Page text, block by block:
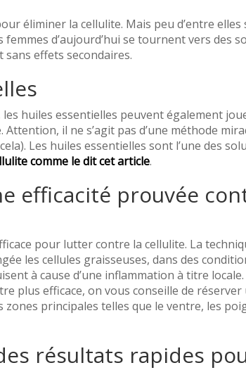
éliminer la cellulite. Mais peu d’entre
femmes d’aujourd’hui se tournent vers des
effets secondaires.
huiles essentielles peuvent également
il ne s’agit pas d’une méthode
Les huiles essentielles sont l’une des
comme le dit cet article.
efficacité prouvée
pour lutter contre la cellulite. La
les cellules graisseuses, dans des
à cause d’une inflammation à titre
plus efficace, on vous conseille de réserver
principales telles que le ventre, les
résultats rapides